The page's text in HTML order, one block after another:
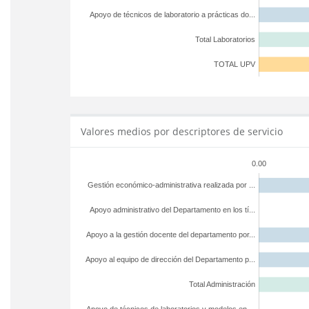
TOTAL UPV
Total Laboratorios
Apoyo de técnicos de laboratorio a prácticas do...
Valores medios por descriptores de servicio
0.00
Total Administración
Apoyo al equipo de dirección del Departamento p...
Apoyo a la gestión docente del departamento por...
Apoyo administrativo del Departamento en los tí...
Gestión económico-administrativa realizada por ...